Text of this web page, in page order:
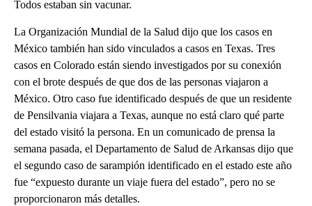
Todos estaban sin vacunar.
La Organización Mundial de la Salud dijo que los casos en
México también han sido vinculados a casos en Texas. Tres
casos en Colorado están siendo investigados por su conexión
con el brote después de que dos de las personas viajaron a
México. Otro caso fue identificado después de que un residente
de Pensilvania viajara a Texas, aunque no está claro qué parte
del estado visitó la persona. En un comunicado de prensa la
semana pasada, el Departamento de Salud de Arkansas dijo que
el segundo caso de sarampión identificado en el estado este año
fue “expuesto durante un viaje fuera del estado”, pero no se
proporcionaron más detalles.